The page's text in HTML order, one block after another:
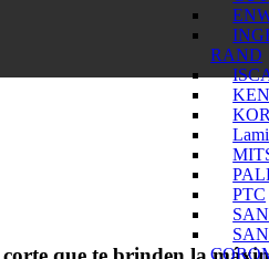
RAND
PTC